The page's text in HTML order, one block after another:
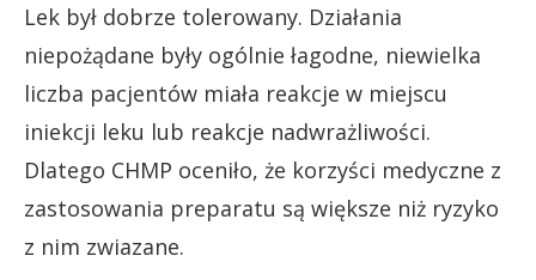
Lek był dobrze tolerowany. Działania
niepożądane były ogólnie łagodne, niewielka
liczba pacjentów miała reakcje w miejscu
iniekcji leku lub reakcje nadwrażliwości.
Dlatego CHMP oceniło, że korzyści medyczne z
zastosowania preparatu są większe niż ryzyko
z nim zwiazane.